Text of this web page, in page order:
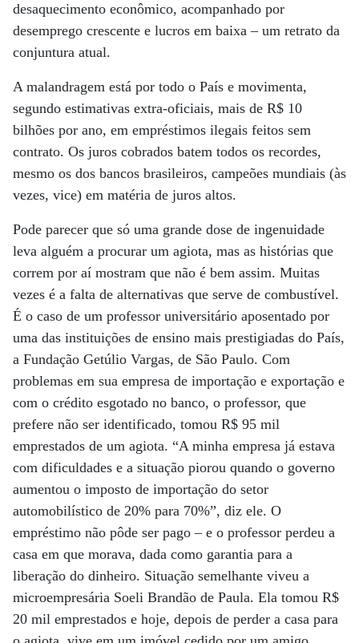
desaquecimento econômico, acompanhado por
desemprego crescente e lucros em baixa – um retrato da
conjuntura atual.
A malandragem está por todo o País e movimenta,
segundo estimativas extra-oficiais, mais de R$ 10
bilhões por ano, em empréstimos ilegais feitos sem
contrato. Os juros cobrados batem todos os recordes,
mesmo os dos bancos brasileiros, campeões mundiais (às
vezes, vice) em matéria de juros altos.
Pode parecer que só uma grande dose de ingenuidade
leva alguém a procurar um agiota, mas as histórias que
correm por aí mostram que não é bem assim. Muitas
vezes é a falta de alternativas que serve de combustível.
É o caso de um professor universitário aposentado por
uma das instituições de ensino mais prestigiadas do País,
a Fundação Getúlio Vargas, de São Paulo. Com
problemas em sua empresa de importação e exportação e
com o crédito esgotado no banco, o professor, que
prefere não ser identificado, tomou R$ 95 mil
emprestados de um agiota. “A minha empresa já estava
com dificuldades e a situação piorou quando o governo
aumentou o imposto de importação do setor
automobilístico de 20% para 70%”, diz ele. O
empréstimo não pôde ser pago – e o professor perdeu a
casa em que morava, dada como garantia para a
liberação do dinheiro. Situação semelhante viveu a
microempresária Soeli Brandão de Paula. Ela tomou R$
20 mil emprestados e hoje, depois de perder a casa para